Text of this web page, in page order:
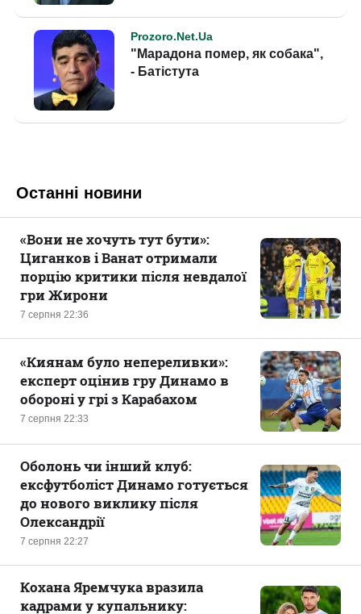
Останні новини
7 серпня 22:36
«Вони не хочуть тут бути»:
Циганков і Ванат отримали
порцію критики після невдалої
гри Жирони
7 серпня 22:33
«Киянам було непереливки»:
експерт оцінив гру Динамо в
обороні у грі з Карабахом
7 серпня 22:27
Оболонь чи інший клуб:
ексфутболіст Динамо готується
до нового виклику після
Олександрії
Кохана Яремчука вразила
кадрами у купальнику: